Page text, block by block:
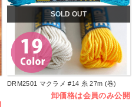
SOLD OUT
DRM2501 マクラメ #14 糸 27m (巻)
卸価格は会員のみ公開